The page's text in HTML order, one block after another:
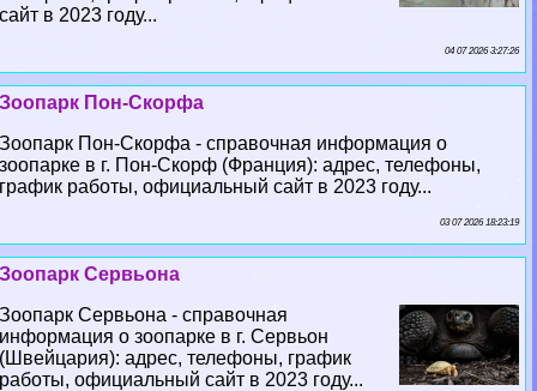
сайт в 2023 году...
04 07 2026 3:27:26
Зоопарк Пон-Скорфа
Зоопарк Пон-Скорфа - справочная информация о
зоопарке в г. Пон-Скорф (Франция): адрес, телефоны,
график работы, официальный сайт в 2023 году...
03 07 2026 18:23:19
Зоопарк Сервьона
Зоопарк Сервьона - справочная
информация о зоопарке в г. Сервьон
(Швейцария): адрес, телефоны, график
работы, официальный сайт в 2023 году...